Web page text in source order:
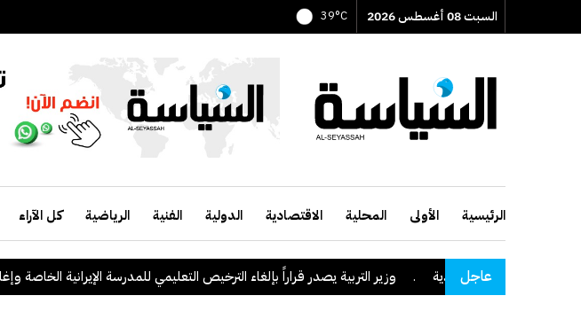
السبت 08 أغسطس 2026 39°C
الرئيسية الأولى المحلية الاقتصادية الدولية الفنية الرياضية كل الآراء
عاجل
نجران السعودية . وزير التربية يصدر قراراً بإلغاء الترخيص التعليمي للمدرسة الإيرانية الخاصة وإغلاقها